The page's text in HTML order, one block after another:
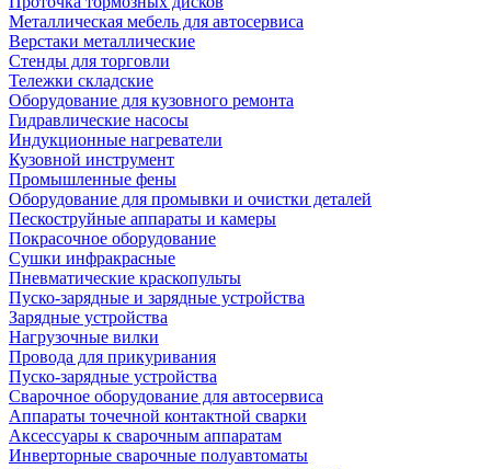
Металлическая мебель для автосервиса
Верстаки металлические
Стенды для торговли
Тележки складские
Оборудование для кузовного ремонта
Гидравлические насосы
Индукционные нагреватели
Кузовной инструмент
Промышленные фены
Оборудование для промывки и очистки деталей
Пескоструйные аппараты и камеры
Покрасочное оборудование
Сушки инфракрасные
Пневматические краскопульты
Пуско-зарядные и зарядные устройства
Зарядные устройства
Нагрузочные вилки
Провода для прикуривания
Пуско-зарядные устройства
Сварочное оборудование для автосервиса
Аппараты точечной контактной сварки
Аксессуары к сварочным аппаратам
Инверторные сварочные полуавтоматы